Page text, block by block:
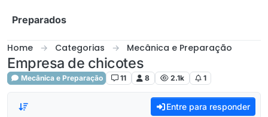
Preparados
Home Categorias Mecânica e Preparação
Empresa de chicotes
Mecânica e Preparação 11 8 2.1k 1
Entre para responder